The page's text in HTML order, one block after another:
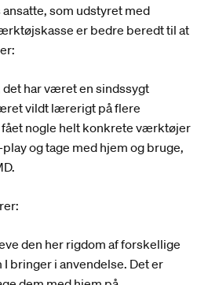
som udstyret med
er bedre beredt til at
det har været en sindssygt
vildt lærerigt på flere
nogle helt konkrete værktøjer
og tage med hjem og bruge,
den her rigdom af forskellige
bringer i anvendelse. Det er